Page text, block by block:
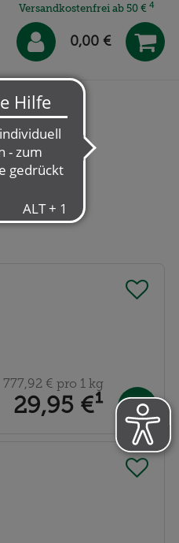
Versandkostenfrei ab 50 € 4
0,00 €
29,95 €¹
777,92 € pro 1 kg